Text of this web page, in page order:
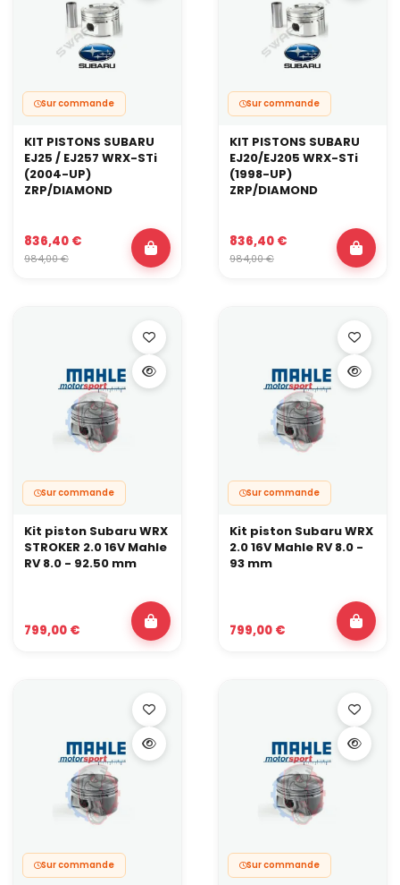
Sur commande
KIT PISTONS SUBARU
EJ25 / EJ257 WRX-STi
(2004-UP)
ZRP/DIAMOND
836,40 €
984,00 €
Sur commande
KIT PISTONS SUBARU
EJ20/EJ205 WRX-STi
(1998-UP)
ZRP/DIAMOND
836,40 €
984,00 €
Sur commande
Kit piston Subaru WRX
STROKER 2.0 16V Mahle
RV 8.0 - 92.50 mm
799,00 €
Sur commande
Kit piston Subaru WRX
2.0 16V Mahle RV 8.0 -
93 mm
799,00 €
Sur commande Sur commande